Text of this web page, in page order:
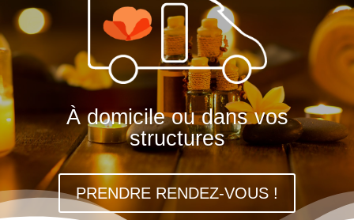
À domicile ou dans vos
structures
PRENDRE RENDEZ-VOUS !